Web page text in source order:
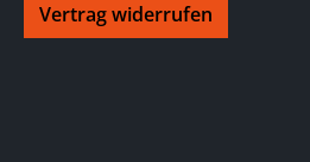
Vertrag widerrufen